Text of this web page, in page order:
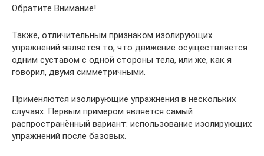
Обратите Внимание!
Также, отличительным признаком изолирующих
упражнений является то, что движение осуществляется
одним суставом с одной стороны тела, или же, как я
говорил, двумя симметричными.
Применяются изолирующие упражнения в нескольких
случаях. Первым примером является самый
распространённый вариант: использование изолирующих
упражнений после базовых.